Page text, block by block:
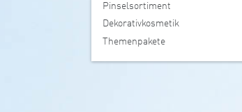
Pinselsortiment
Dekorativkosmetik
Themenpakete